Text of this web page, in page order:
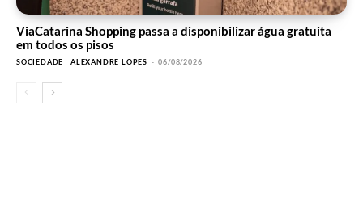
ViaCatarina Shopping passa a disponibilizar água gratuita
em todos os pisos
SOCIEDADE ALEXANDRE LOPES - 06/08/2026